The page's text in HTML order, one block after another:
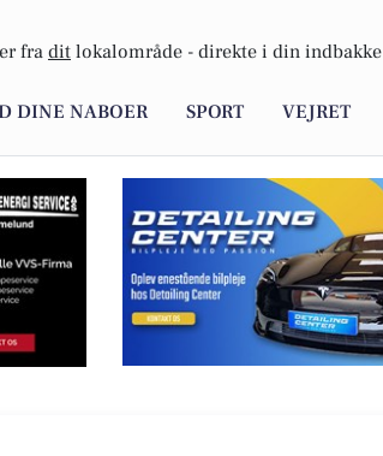
fra dit lokalområde - direkte i din indbakke
DINE NABOER SPORT VEJRET